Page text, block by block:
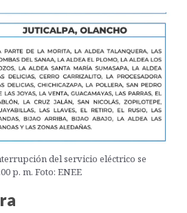
del servicio eléctrico se
p. m. Foto: ENEE